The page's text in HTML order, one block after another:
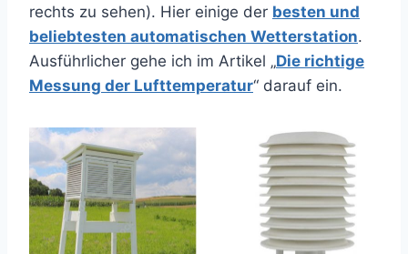
rechts zu sehen). Hier einige der besten und
beliebtesten automatischen Wetterstation.
Ausführlicher gehe ich im Artikel „Die richtige
Messung der Lufttemperatur“ darauf ein.